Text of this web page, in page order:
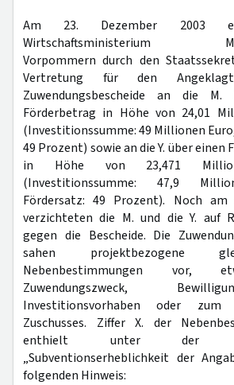
Am 23. Dezember 2003
Wirtschaftsministerium
Vorpommern durch den
Vertretung für den
Zuwendungsbescheide an die
Förderbetrag in Höhe von 24,01
(Investitionssumme: 49 Millionen
49 Prozent) sowie an die Y. über einen
in Höhe von 23,471
(Investitionssumme: 47,9
Fördersatz: 49 Prozent). Noch am
verzichteten die M. und die Y. auf
gegen die Bescheide. Die
sahen projektbezogene
Nebenbestimmungen vor,
Zuwendungszweck,
Investitionsvorhaben oder
Zuschusses. Ziffer X. der
enthielt unter der
„Subventionserheblichkeit der
folgenden Hinweis: